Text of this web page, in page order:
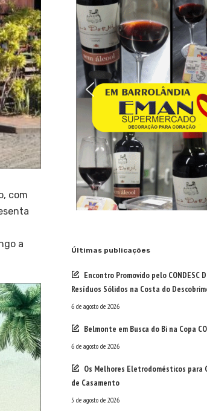
com
a
Últimas publicações
Encontro Promovido pelo CONDESC
Resíduos Sólidos na Costa do
6 de agosto de 2026
Belmonte em Busca do Bi na Copa
6 de agosto de 2026
Os Melhores Eletrodomésticos para
de Casamento
5 de agosto de 2026